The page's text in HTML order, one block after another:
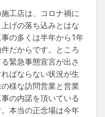
工店は、コロナ禍に
げの落ち込みとはな
の多くは半年から1年
だからです。ところ
緊急事態宣言が出さ
ばならない状況が生
様な訪問営業と営業
の内諾を頂いている
本当の正念場は今年